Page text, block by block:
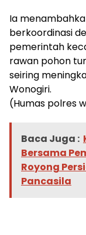
Ia
berkoordinasi
pemerintah
rawan pohon
seiring
Wonogiri.
(Humas polres
Baca Juga :
Bersama
Royong
Pancasila